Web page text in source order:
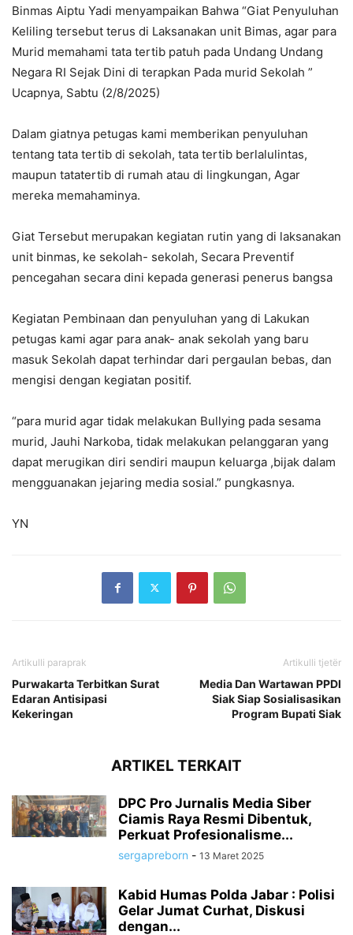
Binmas Aiptu Yadi menyampaikan Bahwa “Giat Penyuluhan
Keliling tersebut terus di Laksanakan unit Bimas, agar para
Murid memahami tata tertib patuh pada Undang Undang
Negara RI Sejak Dini di terapkan Pada murid Sekolah ”
Ucapnya, Sabtu (2/8/2025)
Dalam giatnya petugas kami memberikan penyuluhan
tentang tata tertib di sekolah, tata tertib berlalulintas,
maupun tatatertib di rumah atau di lingkungan, Agar
mereka memahaminya.
Giat Tersebut merupakan kegiatan rutin yang di laksanakan
unit binmas, ke sekolah- sekolah, Secara Preventif
pencegahan secara dini kepada generasi penerus bangsa
Kegiatan Pembinaan dan penyuluhan yang di Lakukan
petugas kami agar para anak- anak sekolah yang baru
masuk Sekolah dapat terhindar dari pergaulan bebas, dan
mengisi dengan kegiatan positif.
“para murid agar tidak melakukan Bullying pada sesama
murid, Jauhi Narkoba, tidak melakukan pelanggaran yang
dapat merugikan diri sendiri maupun keluarga ,bijak dalam
mengguanakan jejaring media sosial.” pungkasnya.
YN
Artikulli paraprak
Purwakarta Terbitkan Surat
Edaran Antisipasi
Kekeringan
Artikulli tjetër
Media Dan Wartawan PPDI
Siak Siap Sosialisasikan
Program Bupati Siak
ARTIKEL TERKAIT
DPC Pro Jurnalis Media Siber
Ciamis Raya Resmi Dibentuk,
Perkuat Profesionalisme...
sergapreborn - 13 Maret 2025
Kabid Humas Polda Jabar : Polisi
Gelar Jumat Curhat, Diskusi
dengan...